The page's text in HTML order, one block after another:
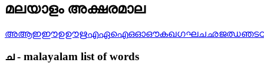
മലയാളം അക്ഷരമാല
അആഇഈഉഊഋഎഏഐഒഓഔകഖഗഘചഛജഝഞട
ച- malayalam list of words